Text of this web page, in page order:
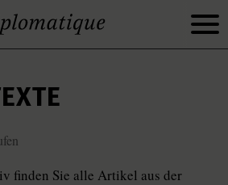
finden Sie alle Artikel aus der